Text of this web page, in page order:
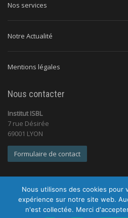
Nos services
Notre Actualité
Mentions légales
Nous contacter
Institut ISBL
7 rue Désirée
69001 LYON
Formulaire de contact
© 2026 Institut ISBL |Tous droits
Nous utilisons des cookies pour
expérience sur notre site web.
n'est collectée. Merci